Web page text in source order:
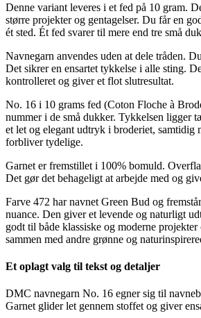
Denne variant leveres i et fed på 10 gram.
større projekter og gentagelser. Du får en
ét sted. Ét fed svarer til mere end tre små
Navnegarn anvendes uden at dele tråden.
Det sikrer en ensartet tykkelse i alle sting.
kontrolleret og giver et flot slutresultat.
No. 16 i 10 grams fed (Coton Floche à
nummer i de små dukker. Tykkelsen ligger
et let og elegant udtryk i broderiet, samtidig
forbliver tydelige.
Garnet er fremstillet i 100% bomuld.
Det gør det behageligt at arbejde med og
Farve 472 har navnet Green Bud og
nuance. Den giver et levende og naturligt
godt til både klassiske og moderne
sammen med andre grønne og
Et oplagt valg til tekst og detaljer
DMC navnegarn No. 16 egner sig til
Garnet glider let gennem stoffet og giver